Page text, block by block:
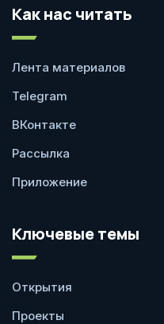
Как нас читать
Лента материалов
Telegram
ВКонтакте
Рассылка
Приложение
Ключевые темы
Открытия
Проекты